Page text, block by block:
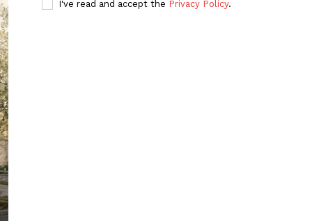
I've read and accept the Privacy Policy.